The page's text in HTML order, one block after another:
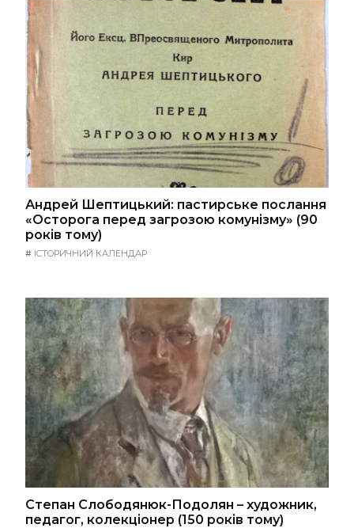
Андрей Шептицький: пастирське послання
«Осторога перед загрозою комунізму» (90
років тому)
# ІСТОРИЧНИЙ КАЛЕНДАР
Степан Слободянюк-Подолян – художник,
педагог, колекціонер (150 років тому)